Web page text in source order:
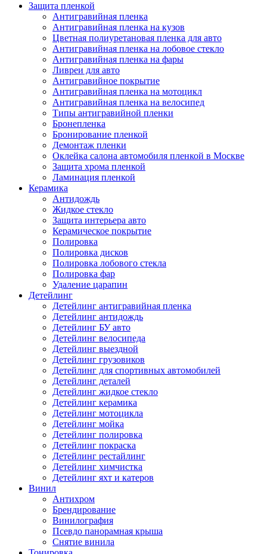
Защита пленкой
Антигравийная пленка
Антигравийная пленка на кузов
Цветная полиуретановая пленка для авто
Антигравийная пленка на лобовое стекло
Антигравийная пленка на фары
Ливреи для авто
Антигравийное покрытие
Антигравийная пленка на мотоцикл
Антигравийная пленка на велосипед
Типы антигравийной пленки
Бронепленка
Бронирование пленкой
Демонтаж пленки
Оклейка салона автомобиля пленкой в Москве
Защита хрома пленкой
Ламинация пленкой
Керамика
Антидождь
Жидкое стекло
Защита интерьера авто
Керамическое покрытие
Полировка
Полировка дисков
Полировка лобового стекла
Полировка фар
Удаление царапин
Детейлинг
Детейлинг антигравийная пленка
Детейлинг антидождь
Детейлинг БУ авто
Детейлинг велосипеда
Детейлинг выездной
Детейлинг грузовиков
Детейлинг для спортивных автомобилей
Детейлинг деталей
Детейлинг жидкое стекло
Детейлинг керамика
Детейлинг мотоцикла
Детейлинг мойка
Детейлинг полировка
Детейлинг покраска
Детейлинг рестайлинг
Детейлинг химчистка
Детейлинг яхт и катеров
Винил
Антихром
Брендирование
Винилография
Псевдо панорамная крыша
Снятие винила